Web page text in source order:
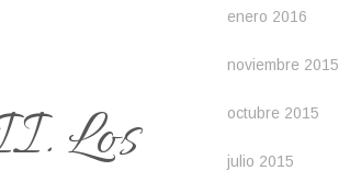
Los
enero 2016
noviembre 2015
octubre 2015
julio 2015